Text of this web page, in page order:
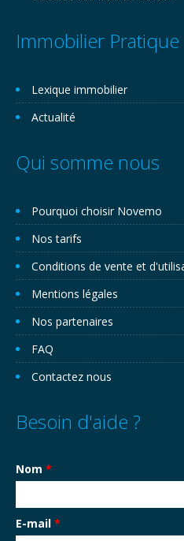
Immobilier Pratique
Lexique immobilier
Actualité
Qui somme nous
Pourquoi choisir Novemo
Nos tarifs
Conditions de vente et
Mentions légales
Nos partenaires
FAQ
Contactez nous
Besoin d'aide ?
Nom *
E-mail *